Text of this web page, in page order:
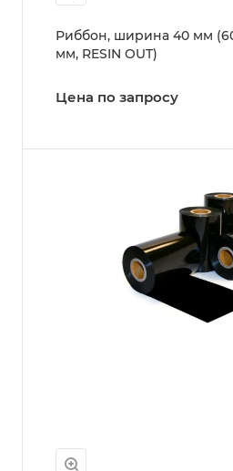
Риббон, ширина 40 мм
мм, RESIN OUT)
Цена по запросу